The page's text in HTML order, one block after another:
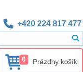
+420 224 817 477
0 Prázdny košík